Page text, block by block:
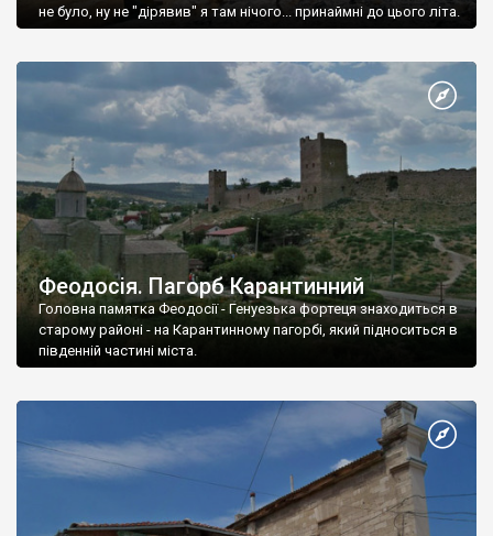
не було, ну не "дірявив" я там нічого... принаймні до цього літа.
Феодосія. Пагорб Карантинний
Головна памятка Феодосії - Генуезька фортеця знаходиться в
старому районі - на Карантинному пагорбі, який підноситься в
південній частині міста.